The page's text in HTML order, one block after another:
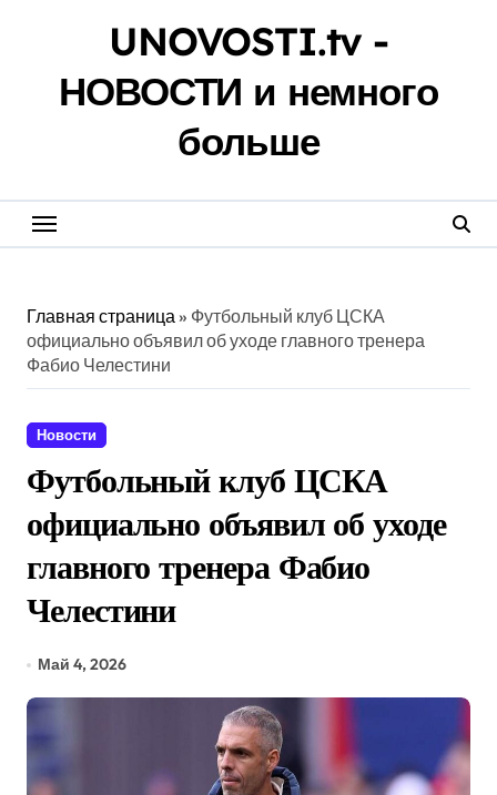
UNOVOSTI.tv -
НОВОСТИ и немного
больше
Главная страница» Футбольный клуб ЦСКА
официально объявил об уходе главного тренера
Фабио Челестини
Новости
Футбольный клуб ЦСКА
официально объявил об уходе
главного тренера Фабио
Челестини
Май 4, 2026